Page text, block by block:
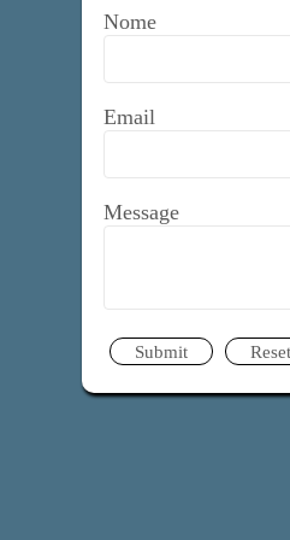
Nome
Email
Message
Submit